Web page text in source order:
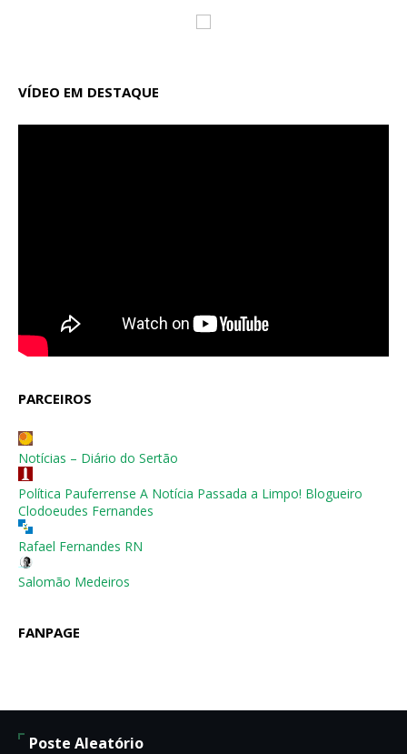
VÍDEO EM DESTAQUE
PARCEIROS
Notícias – Diário do Sertão
Política Pauferrense A Notícia Passada a Limpo! Blogueiro
Clodoeudes Fernandes
Rafael Fernandes RN
Salomão Medeiros
FANPAGE
Poste Aleatório